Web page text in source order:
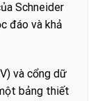
Schneider
đáo và khả
và cổng dữ
bảng thiết